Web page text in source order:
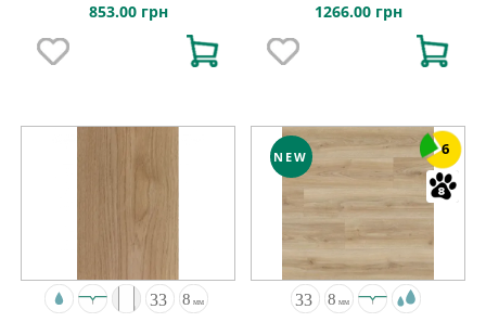
853.00 грн 1266.00 грн
NEW 6